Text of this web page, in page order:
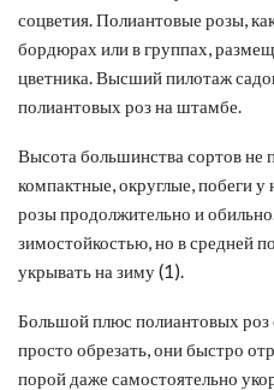
соцветия. Полиантовые розы,
бордюрах или в группах,
цветника. Высший пилотаж
полиантовых роз на штамбе.
Высота большинства сортов
компактные, округлые, побеги у
розы продолжительно и
зимостойкостью, но в средней
укрывать на зиму (1).
Большой плюс полиантовых роз
просто обрезать, они быстро
порой даже самостоятельно